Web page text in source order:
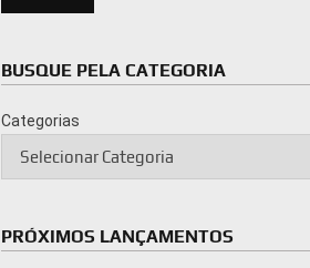
BUSQUE PELA CATEGORIA
Categorias
PRÓXIMOS LANÇAMENTOS